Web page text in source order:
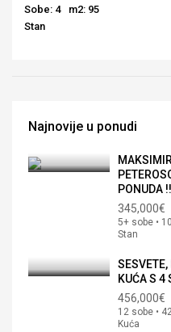
Sobe: 4
m2: 95
Stan
Najnovije u ponudi
PONUDA
345,000€
5+ sobe •
Stan
KUĆA S 4
456,000€
12 sobe •
Kuća